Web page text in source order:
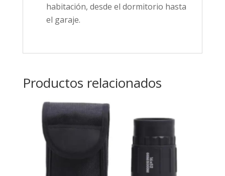
habitación, desde el dormitorio hasta
el garaje.
Productos relacionados